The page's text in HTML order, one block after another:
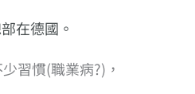
在德國。
習慣(職業病?)，